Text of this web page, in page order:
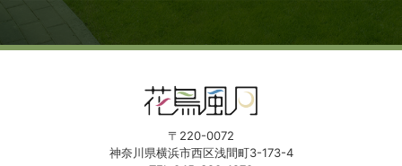
〒220-0072
神奈川県横浜市西区浅間町3-173-4